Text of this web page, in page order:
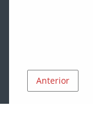
Anterior